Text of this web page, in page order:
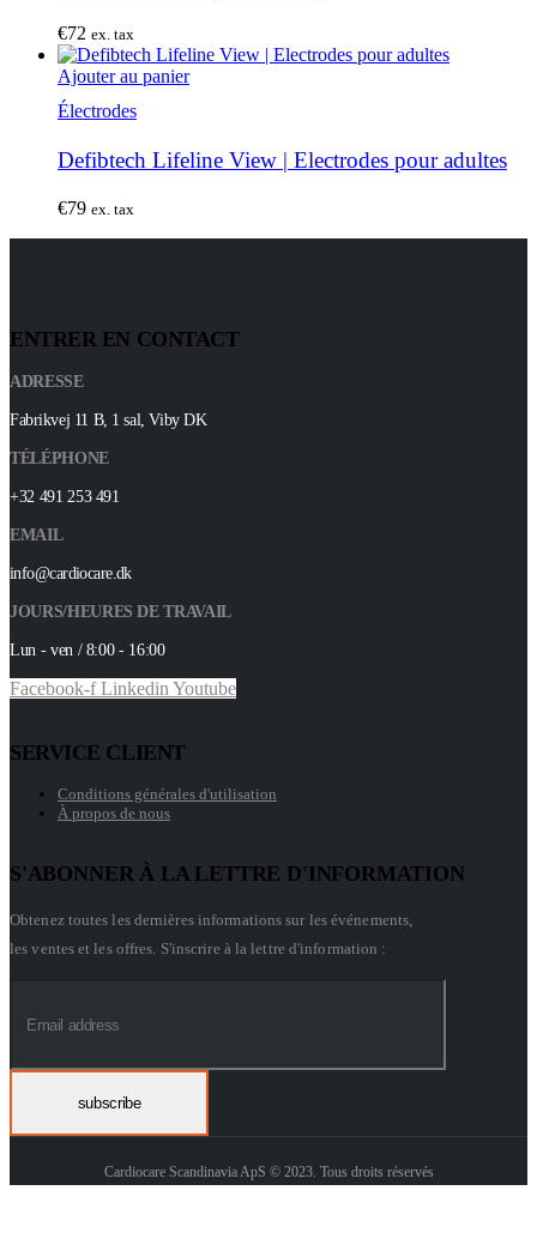
€72 ex. tax
Ajouter au panier
Électrodes
Defibtech Lifeline View | Electrodes pour adultes
€79 ex. tax
ENTRER EN CONTACT
ADRESSE
Fabrikvej 11 B, 1 sal, Viby DK
TÉLÉPHONE
+32 491 253 491
EMAIL
info@cardiocare.dk
JOURS/HEURES DE TRAVAIL
Lun - ven / 8:00 - 16:00
Facebook-f Linkedin Youtube
SERVICE CLIENT
Conditions générales d'utilisation
À propos de nous
S'ABONNER À LA LETTRE D'INFORMATION
Obtenez toutes les dernières informations sur les événements,
les ventes et les offres. S'inscrire à la lettre d'information :
Cardiocare Scandinavia ApS © 2023. Tous droits réservés